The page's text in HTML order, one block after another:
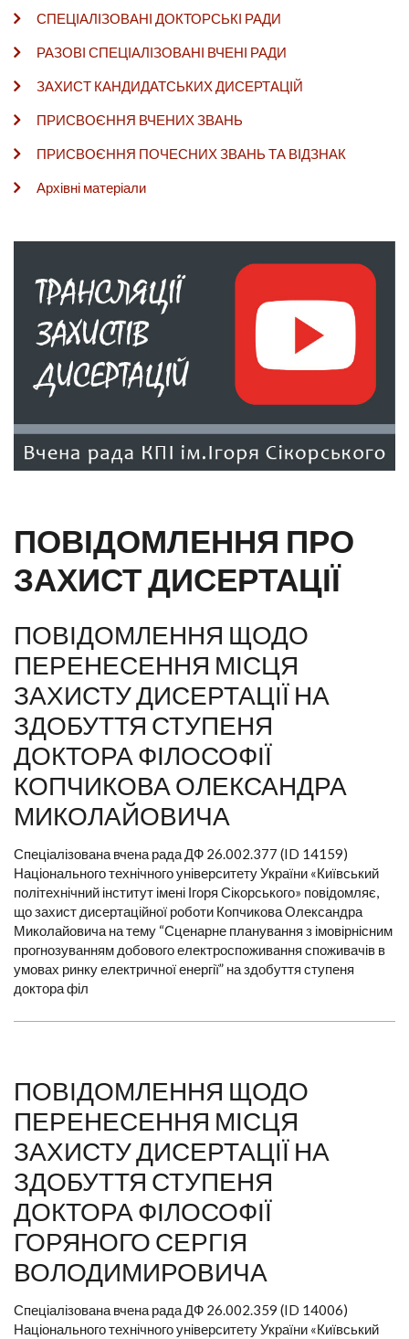
СПЕЦІАЛІЗОВАНІ ДОКТОРСЬКІ РАДИ
РАЗОВІ СПЕЦІАЛІЗОВАНІ ВЧЕНІ РАДИ
ЗАХИСТ КАНДИДАТСЬКИХ ДИСЕРТАЦІЙ
ПРИСВОЄННЯ ВЧЕНИХ ЗВАНЬ
ПРИСВОЄННЯ ПОЧЕСНИХ ЗВАНЬ ТА ВІДЗНАК
Архівні матеріали
ПОВІДОМЛЕННЯ ПРО
ЗАХИСТ ДИСЕРТАЦІЇ
ПОВІДОМЛЕННЯ ЩОДО
ПЕРЕНЕСЕННЯ МІСЦЯ
ЗАХИСТУ ДИСЕРТАЦІЇ НА
ЗДОБУТТЯ СТУПЕНЯ
ДОКТОРА ФІЛОСОФІЇ
КОПЧИКОВА ОЛЕКСАНДРА
МИКОЛАЙОВИЧА
Спеціалізована вчена рада ДФ 26.002.377 (ID 14159)
Національного технічного університету України «Київський
політехнічний інститут імені Ігоря Сікорського» повідомляє,
що захист дисертаційної роботи Копчикова Олександра
Миколайовича на тему “Сценарне планування з імовірнісним
прогнозуванням добового електроспоживання споживачів в
умовах ринку електричної енергії” на здобуття ступеня
доктора філ
ПОВІДОМЛЕННЯ ЩОДО
ПЕРЕНЕСЕННЯ МІСЦЯ
ЗАХИСТУ ДИСЕРТАЦІЇ НА
ЗДОБУТТЯ СТУПЕНЯ
ДОКТОРА ФІЛОСОФІЇ
ГОРЯНОГО СЕРГІЯ
ВОЛОДИМИРОВИЧА
Спеціалізована вчена рада ДФ 26.002.359 (ID 14006)
Національного технічного університету України «Київський